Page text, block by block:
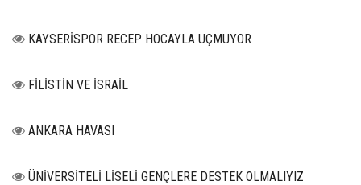
KAYSERİSPOR RECEP HOCAYLA UÇMUYOR
FİLİSTİN VE İSRAİL
ANKARA HAVASI
ÜNİVERSİTELİ LİSELİ GENÇLERE DESTEK OLMALIYIZ